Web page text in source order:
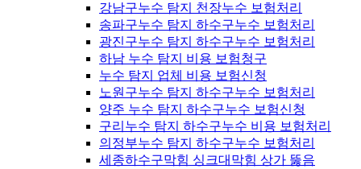
강남구누수 탐지 천장누수 보험처리
송파구누수 탐지 하수구누수 보험처리
광진구누수 탐지 하수구누수 보험처리
하남 누수 탐지 비용 보험청구
누수 탐지 업체 비용 보험신청
노원구누수 탐지 하수구누수 보험처리
양주 누수 탐지 하수구누수 보험신청
구리누수 탐지 하수구누수 비용 보험처리
의정부누수 탐지 하수구누수 보험처리
세종하수구막힘 싱크대막힘 상가 뚫음